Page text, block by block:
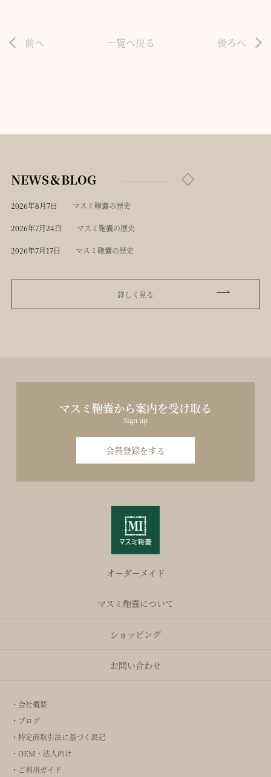
前へ 一覧へ戻る 後ろへ
NEWS＆BLOG
2026年8月7日 マスミ鞄嚢の歴史
2026年7月24日 マスミ鞄嚢の歴史
2026年7月17日 マスミ鞄嚢の歴史
詳しく見る
マスミ鞄嚢から案内を受け取る
Sign up
会員登録をする
オーダーメイド
マスミ鞄嚢について
ショッピング
お問い合わせ
・会社概要
・ブログ
・特定商取引法に基づく表記
・OEM・法人向け
・ご利用ガイド